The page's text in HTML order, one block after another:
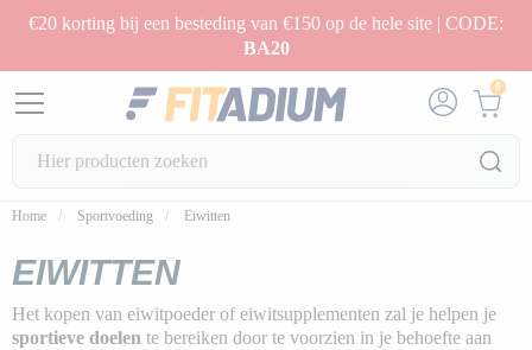
€20 korting bij een besteding van €150 op de hele site | CODE:
BA20
0
Home Sportvoeding Eiwitten
EIWITTEN
Het kopen van eiwitpoeder of eiwitsupplementen zal je helpen je
sportieve doelen te bereiken door te voorzien in je behoefte aan